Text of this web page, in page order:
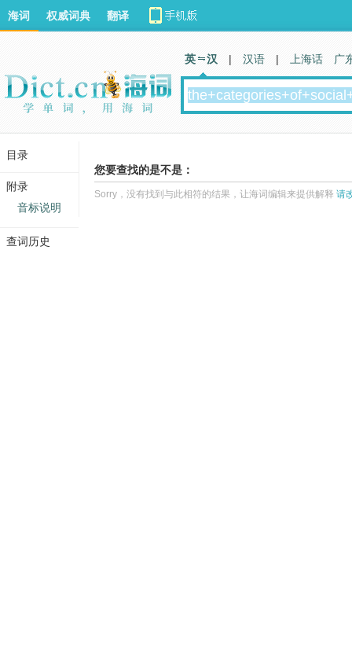
您要查找的是不是：
Sorry，没有找到与此相符的结果，让海词编辑来提供解释 请
海词 权威词典 翻译
英 汉 | 汉语 | 上海话 广
目录
附录
音标说明
查词历史